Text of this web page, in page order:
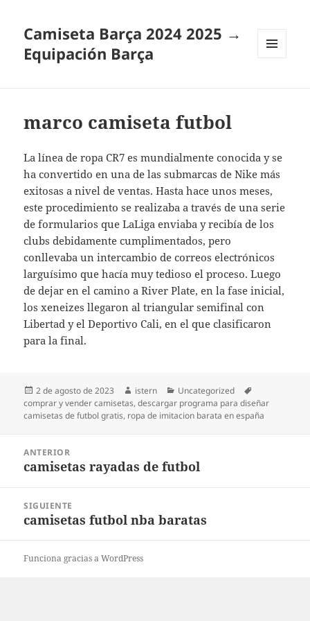
Camiseta Barça 2024 2025 →
Equipación Barça
marco camiseta futbol
La línea de ropa CR7 es mundialmente conocida y se
ha convertido en una de las submarcas de Nike más
exitosas a nivel de ventas. Hasta hace unos meses,
este procedimiento se realizaba a través de una serie
de formularios que LaLiga enviaba y recibía de los
clubs debidamente cumplimentados, pero
conllevaba un intercambio de correos electrónicos
larguísimo que hacía muy tedioso el proceso. Luego
de dejar en el camino a River Plate, en la fase inicial,
los xeneizes llegaron al triangular semifinal con
Libertad y el Deportivo Cali, en el que clasificaron
para la final.
Publicado
el
2 de agosto de 2023 Autor
istern Categorías
Uncategorized
comprar y vender camisetas,descargar programa para diseñar
camisetas de futbol gratis, ropa de imitacion barata en españa
entradas
ANTERIOR
Entrada
camisetas rayadas de futbol
SIGUIENTE
Entrada
camisetas futbol nba baratas
Funciona gracias a WordPress